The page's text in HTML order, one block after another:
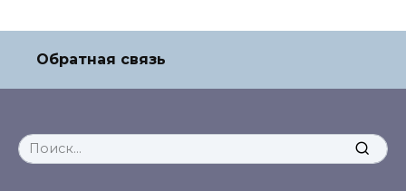
Обратная связь
Search
for: